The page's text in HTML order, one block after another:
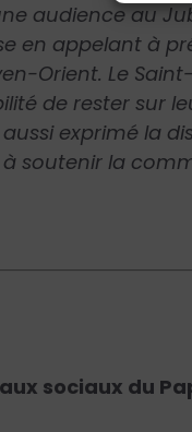
audience au
en appelant à
Orient. Le
de rester sur
exprimé la
soutenir la
sociaux du